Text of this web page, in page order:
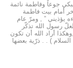
جوعاً وفاطمة نائمة
أمام بيت فاطمة
يؤذيني ” , ومرّ عام
رسول الله تذكّر
أراد الله أن تكون
السلام ) . . ذرّية بعضها